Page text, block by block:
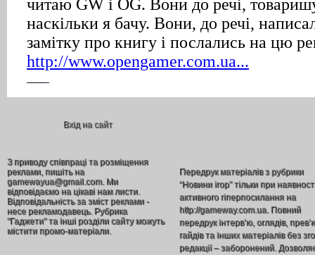
Вхід на сайт
З приводу співпраці та розміщення
реклами, пишіть на
gamewayua@gmail.com. Ми
відповідаємо на цікаві нам листи.
Відповідальність за зміст реклами -
несе рекламодавець. Рубрика
"Гаджети" та інші розділи сайту можуть
містити промо-матеріали.
Передрук матеріалів з рубрики
“Новини ігор” тільки при
активного гіперпосилання на
http://gameway.com.ua. Повний
передрук інтерв’ю, оглядів,
гайдів та інших матеріалів без
редакції – заборонений.